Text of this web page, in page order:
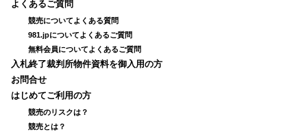
よくあるご質問
競売についてよくある質問
981.jpについてよくあるご質問
無料会員についてよくあるご質問
入札終了裁判所物件資料を御入用の方
お問合せ
はじめてご利用の方
競売のリスクは？
競売とは？